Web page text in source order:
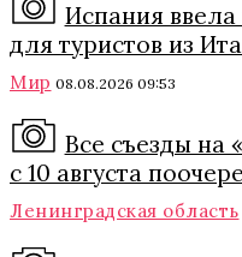
Испания
для туристов из
Мир 08.08.2026 09:53
Все съезды на
с 10 августа
Ленинградская область